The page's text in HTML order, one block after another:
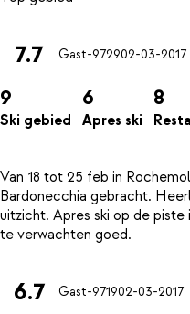
7.7 Gast-972902-03-2017
9
Ski gebied
6
Apres ski
8
Van 18 tot 25 feb in
Bardonecchia gebracht.
uitzicht. Apres ski op de piste
6.7 Gast-971902-03-2017